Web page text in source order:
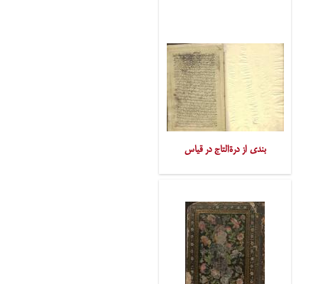
بندی از درةالتاج در قیاس